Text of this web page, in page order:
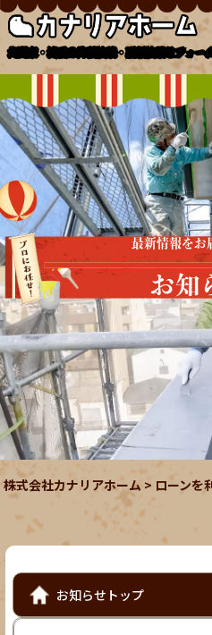
北関東・埼玉の外壁塗装・屋根塗装リフォー
最新情報をお
お知
株式会社カナリアホーム > ローンを
お知らせトップ